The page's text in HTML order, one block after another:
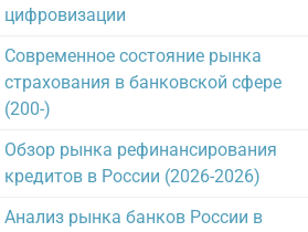
цифровизации
Современное состояние рынка
страхования в банковской сфере
(200-)
Обзор рынка рефинансирования
кредитов в России (2026-2026)
Анализ рынка банков России в